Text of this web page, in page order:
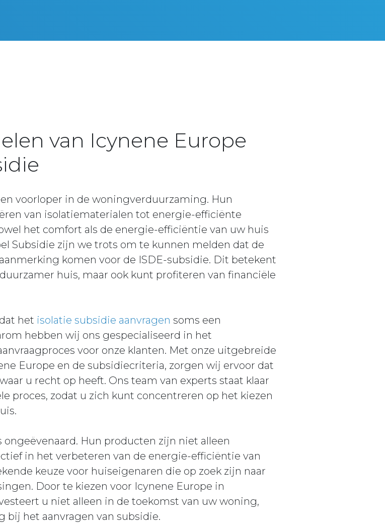
van Icynene Europe
voorloper in de woningverduurzaming. Hun
van isolatiematerialen tot energie-efficiënte
het comfort als de energie-efficiëntie van uw huis
Subsidie zijn we trots om te kunnen melden dat de
komen voor de ISDE-subsidie. Dit betekent
huis, maar ook kunt profiteren van financiële
het isolatie subsidie aanvragen soms een
hebben wij ons gespecialiseerd in het
voor onze klanten. Met onze uitgebreide
Europe en de subsidiecriteria, zorgen wij ervoor dat
u recht op heeft. Ons team van experts staat klaar
proces, zodat u zich kunt concentreren op het kiezen
Hun producten zijn niet alleen
in het verbeteren van de energie-efficiëntie van
keuze voor huiseigenaren die op zoek zijn naar
Door te kiezen voor Icynene Europe in
u niet alleen in de toekomst van uw woning,
bij het aanvragen van subsidie.